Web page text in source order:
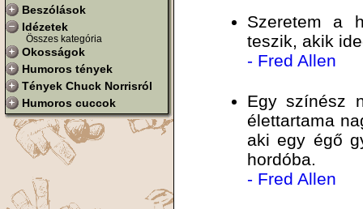
Beszólások
Idézetek
Összes kategória
Okosságok
Humoros tények
Tények Chuck Norrisról
Humoros cuccok
Szeretem a
teszik, akik
- Fred Allen
Egy színész
élettartama
aki egy égő
hordóba.
- Fred Allen